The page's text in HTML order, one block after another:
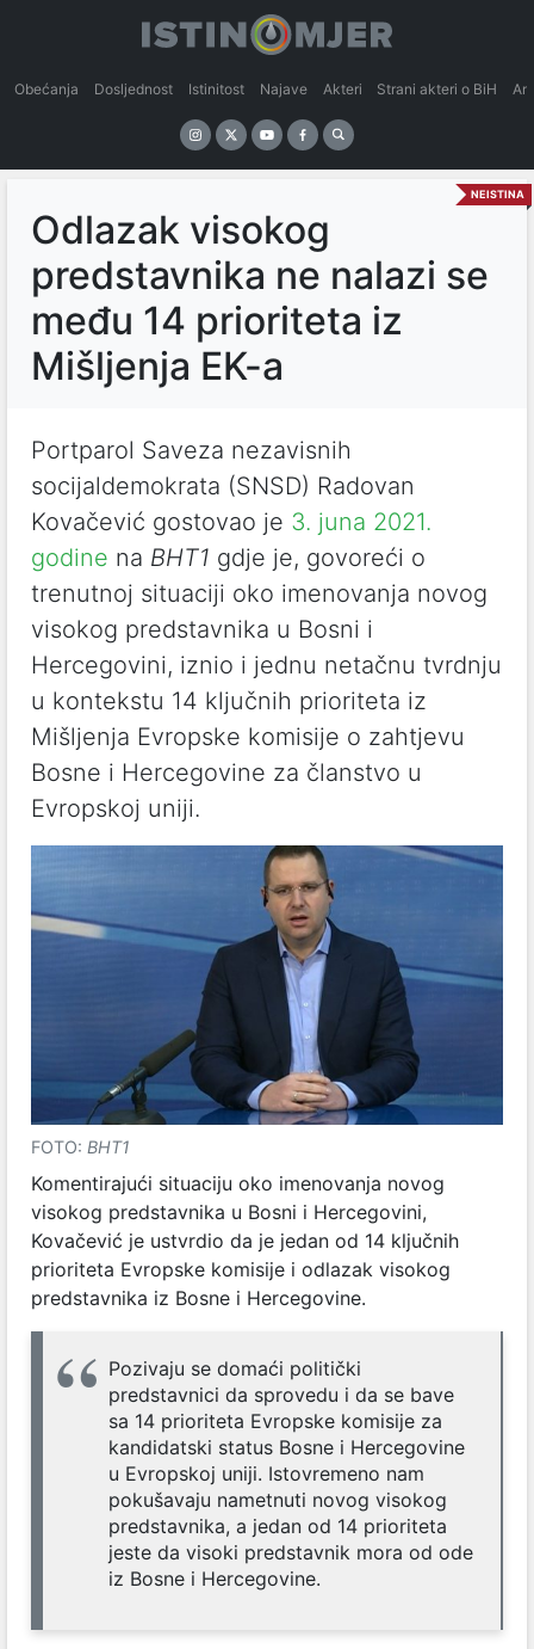
Obećanja Dosljednost Istinitost Najave Akteri Strani akteri o BiH
NEISTINA
Odlazak visokog
predstavnika ne nalazi se
među 14 prioriteta iz
Mišljenja EK-a
Portparol Saveza nezavisnih
socijaldemokrata (SNSD) Radovan
Kovačević gostovao je 3. juna 2021.
godine na BHT1 gdje je, govoreći o
trenutnoj situaciji oko imenovanja novog
visokog predstavnika u Bosni i
Hercegovini, iznio i jednu netačnu tvrdnju
u kontekstu 14 ključnih prioriteta iz
Mišljenja Evropske komisije o zahtjevu
Bosne i Hercegovine za članstvo u
Evropskoj uniji.
FOTO: BHT1
Komentirajući situaciju oko imenovanja novog
visokog predstavnika u Bosni i Hercegovini,
Kovačević je ustvrdio da je jedan od 14 ključnih
prioriteta Evropske komisije i odlazak visokog
predstavnika iz Bosne i Hercegovine.
Pozivaju se domaći politički
predstavnici da sprovedu i da se bave
sa 14 prioriteta Evropske komisije za
kandidatski status Bosne i Hercegovine
u Evropskoj uniji. Istovremeno nam
pokušavaju nametnuti novog visokog
predstavnika, a jedan od 14 prioriteta
jeste da visoki predstavnik mora od ode
iz Bosne i Hercegovine.